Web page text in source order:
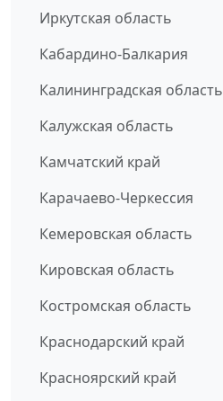
Иркутская область
Кабардино-Балкария
Калининградская область
Калужская область
Камчатский край
Карачаево-Черкессия
Кемеровская область
Кировская область
Костромская область
Краснодарский край
Красноярский край